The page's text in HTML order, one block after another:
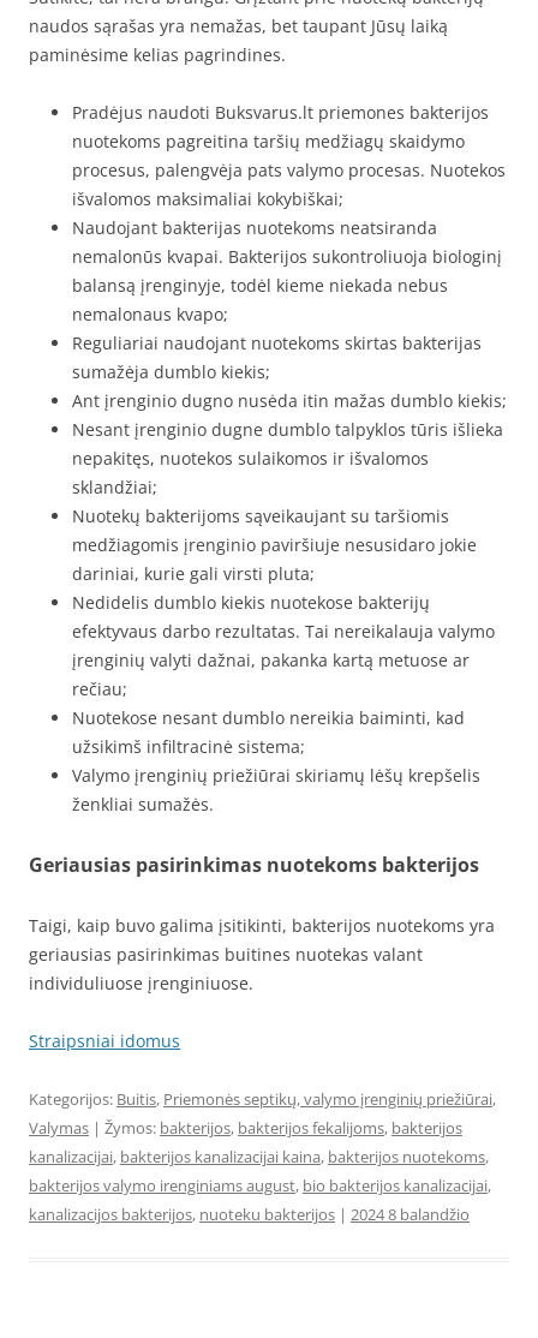
naudos sąrašas yra nemažas, bet taupant Jūsų laiką
paminėsime kelias pagrindines.
Pradėjus naudoti Buksvarus.lt priemones bakterijos
nuotekoms pagreitina taršių medžiagų skaidymo
procesus, palengvėja pats valymo procesas. Nuotekos
išvalomos maksimaliai kokybiškai;
Naudojant bakterijas nuotekoms neatsiranda
nemalonūs kvapai. Bakterijos sukontroliuoja biologinį
balansą įrenginyje, todėl kieme niekada nebus
nemalonaus kvapo;
Reguliariai naudojant nuotekoms skirtas bakterijas
sumažėja dumblo kiekis;
Ant įrenginio dugno nusėda itin mažas dumblo kiekis;
Nesant įrenginio dugne dumblo talpyklos tūris išlieka
nepakitęs, nuotekos sulaikomos ir išvalomos
sklandžiai;
Nuotekų bakterijoms sąveikaujant su taršiomis
medžiagomis įrenginio paviršiuje nesusidaro jokie
dariniai, kurie gali virsti pluta;
Nedidelis dumblo kiekis nuotekose bakterijų
efektyvaus darbo rezultatas. Tai nereikalauja valymo
įrenginių valyti dažnai, pakanka kartą metuose ar
rečiau;
Nuotekose nesant dumblo nereikia baiminti, kad
užsikimš infiltracinė sistema;
Valymo įrenginių priežiūrai skiriamų lėšų krepšelis
ženkliai sumažės.
Geriausias pasirinkimas nuotekoms bakterijos
Taigi, kaip buvo galima įsitikinti, bakterijos nuotekoms yra
geriausias pasirinkimas buitines nuotekas valant
individuliuose įrenginiuose.
Straipsniai idomus
Kategorijos: Buitis, Priemonės septikų, valymo įrenginių priežiūrai,
Valymas | Žymos: bakterijos, bakterijos fekalijoms, bakterijos
kanalizacijai, bakterijos kanalizacijai kaina, bakterijos nuotekoms,
bakterijos valymo irenginiams august, bio bakterijos kanalizacijai,
kanalizacijos bakterijos, nuoteku bakterijos | 2024 8 balandžio